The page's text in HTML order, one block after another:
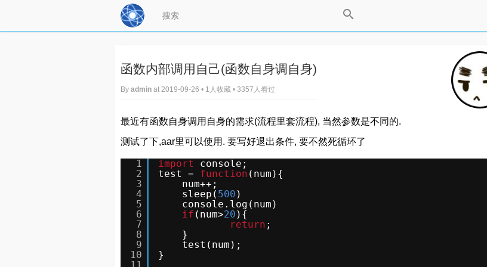
函数内部调用自己(函数自身调自身)
By admin at 2019-09-26 • 1人收藏 • 3357人看过
最近有函数自身调用自身的需求(流程里套流程), 当然参数是不同的.
测试了下,aar里可以使用. 要写好退出条件, 要不然死循环了
1
2
3
4
5
6
7
8
9
10
import
console;
test = function (num){
num++;
sleep( 500 )
console.log(num)
if (num>20 ){
return ;
}
test(num);
}